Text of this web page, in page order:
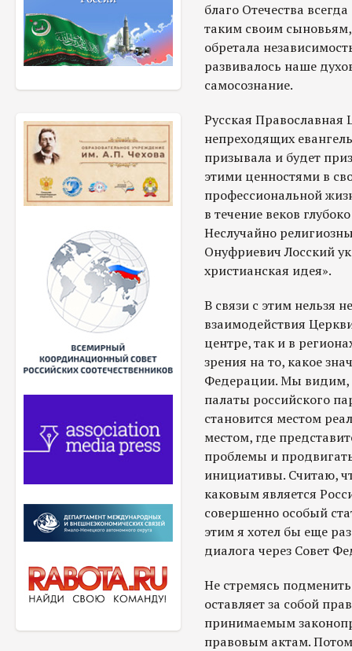
благо Отечества
таким своим
обретала
развивалось наше
самосознание.
Русская Православная
непреходящих
призывала и будет
этими ценностями в
профессиональной
в течение веков
Неслучайно
Онуфриевич Лосский
христианская идея».
В связи с этим нельзя
взаимодействия
центре, так и в
зрения на то, какое
Федерации. Мы видим,
палаты российского
становится местом
местом, где
проблемы и
инициативы. Считаю,
каковым является
совершенно особый
этим я хотел бы еще
диалога через Совет
Не стремясь
оставляет за собой
принимаемым
правовым актам.